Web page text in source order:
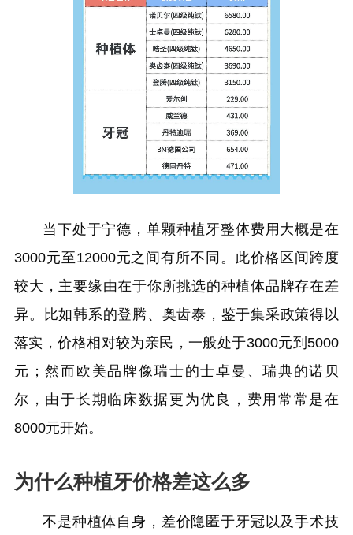
当下处于宁德，单颗种植牙整体费用大概是在
3000元至12000元之间有所不同。此价格区间跨度
较大，主要缘由在于你所挑选的种植体品牌存在差
异。比如韩系的登腾、奥齿泰，鉴于集采政策得以
落实，价格相对较为亲民，一般处于3000元到5000
元；然而欧美品牌像瑞士的士卓曼、瑞典的诺贝
尔，由于长期临床数据更为优良，费用常常是在
8000元开始。
为什么种植牙价格差这么多
不是种植体自身，差价隐匿于牙冠以及手术技